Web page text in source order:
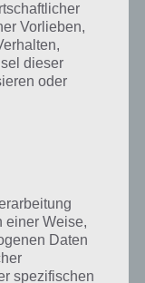
Dead Road to
Kommentar. Umso
eine eigene Fraktion
Dabei wollen
Vorlieben,
dieser
oder
einer Weise,
Daten
spezifischen